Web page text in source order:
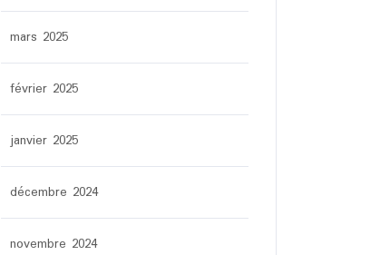
mars 2025
février 2025
janvier 2025
décembre 2024
novembre 2024